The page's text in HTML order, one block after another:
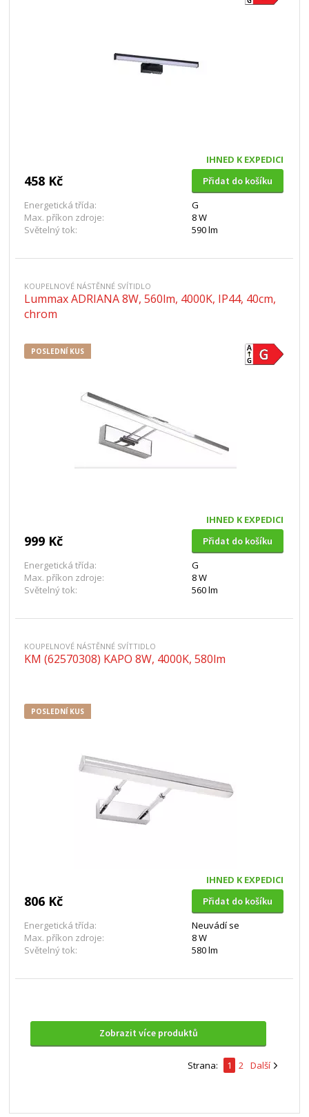
IHNED K EXPEDICI
458 Kč
Přidat do košíku
Energetická třída:
G
Max. příkon zdroje:
8 W
Světelný tok:
590 lm
KOUPELNOVÉ NÁSTĚNNÉ SVÍTIDLO
Lummax ADRIANA 8W, 560lm, 4000K, IP44, 40cm,
chrom
POSLEDNÍ KUS
IHNED K EXPEDICI
999 Kč
Přidat do košíku
Energetická třída:
G
Max. příkon zdroje:
8 W
Světelný tok:
560 lm
KOUPELNOVÉ NÁSTĚNNÉ SVÍTTIDLO
KM (62570308) KAPO 8W, 4000K, 580lm
POSLEDNÍ KUS
IHNED K EXPEDICI
806 Kč
Přidat do košíku
Energetická třída:
Neuvádí se
Max. příkon zdroje:
8 W
Světelný tok:
580 lm
Zobrazit více produktů
Strana: 1 2 Další